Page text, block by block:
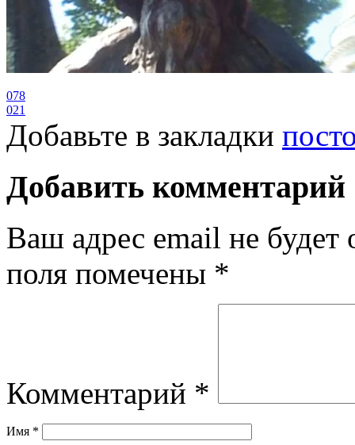
078
021
Добавьте в закладки
Добавить комментарий
Ваш адрес email не будет
поля помечены *
Комментарий *
Имя *